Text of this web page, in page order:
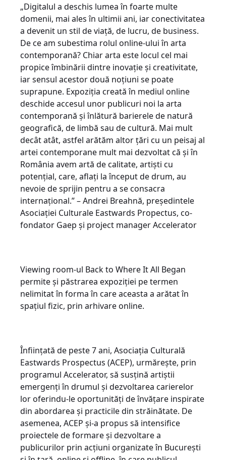
„Digitalul a deschis lumea în foarte multe
domenii, mai ales în ultimii ani, iar conectivitatea
a devenit un stil de viață, de lucru, de business.
De ce am subestima rolul online-ului în arta
contemporană? Chiar arta este locul cel mai
propice îmbinării dintre inovație și creativitate,
iar sensul acestor două noțiuni se poate
suprapune. Expoziția creată în mediul online
deschide accesul unor publicuri noi la arta
contemporană și înlătură barierele de natură
geografică, de limbă sau de cultură. Mai mult
decât atât, astfel arătăm altor țări cu un peisaj al
artei contemporane mult mai dezvoltat că și în
România avem artă de calitate, artiști cu
potențial, care, aflați la început de drum, au
nevoie de sprijin pentru a se consacra
internațional.” – Andrei Breahnă, președintele
Asociației Culturale Eastwards Propectus, co-
fondator Gaep și project manager Accelerator
Viewing room-ul Back to Where It All Began
permite și păstrarea expoziției pe termen
nelimitat în forma în care aceasta a arătat în
spațiul fizic, prin arhivare online.
Înființată de peste 7 ani, Asociația Culturală
Eastwards Prospectus (ACEP), urmărește, prin
programul Accelerator, să susțină artiștii
emergenți în drumul și dezvoltarea carierelor
lor oferindu-le oportunități de învățare inspirate
din abordarea și practicile din străinătate. De
asemenea, ACEP și-a propus să intensifice
proiectele de formare și dezvoltare a
publicurilor prin acțiuni organizate în București